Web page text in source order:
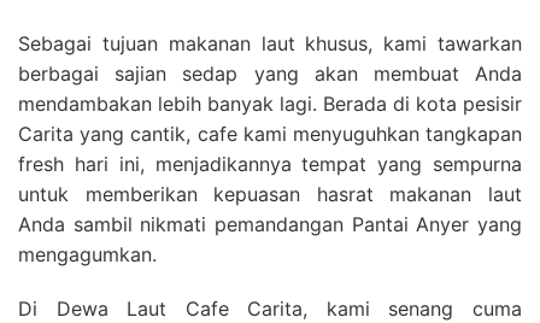
Sebagai tujuan makanan laut khusus, kami tawarkan
berbagai sajian sedap yang akan membuat Anda
mendambakan lebih banyak lagi. Berada di kota pesisir
Carita yang cantik, cafe kami menyuguhkan tangkapan
fresh hari ini, menjadikannya tempat yang sempurna
untuk memberikan kepuasan hasrat makanan laut
Anda sambil nikmati pemandangan Pantai Anyer yang
mengagumkan.
Di Dewa Laut Cafe Carita, kami senang cuma